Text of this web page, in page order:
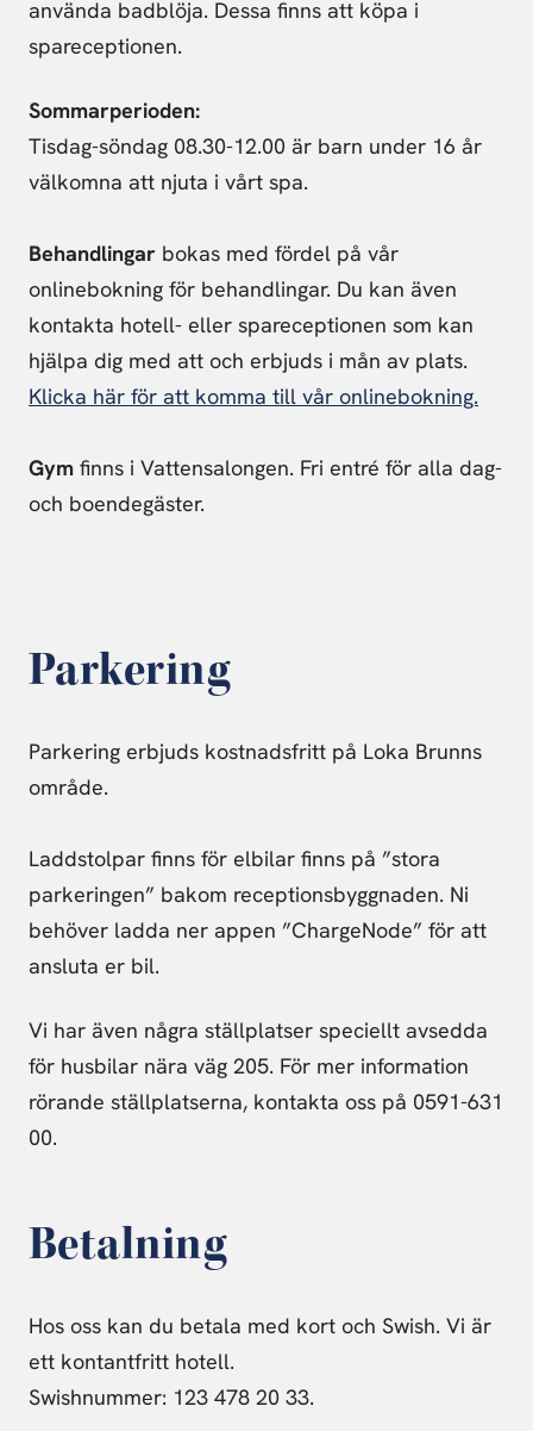
använda badblöja. Dessa finns att köpa i
spareceptionen.
Sommarperioden:
Tisdag-söndag 08.30-12.00 är barn under 16 år
välkomna att njuta i vårt spa.
Behandlingar bokas med fördel på vår
onlinebokning för behandlingar. Du kan även
kontakta hotell- eller spareceptionen som kan
hjälpa dig med att och erbjuds i mån av plats.
Klicka här för att komma till vår onlinebokning.
Gym finns i Vattensalongen. Fri entré för alla dag-
och boendegäster.
Parkering
Parkering erbjuds kostnadsfritt på Loka Brunns
område.
Laddstolpar finns för elbilar finns på ”stora
parkeringen” bakom receptionsbyggnaden. Ni
behöver ladda ner appen ”ChargeNode” för att
ansluta er bil.
Vi har även några ställplatser speciellt avsedda
för husbilar nära väg 205. För mer information
rörande ställplatserna, kontakta oss på 0591-631
00.
Betalning
Hos oss kan du betala med kort och Swish. Vi är
ett kontantfritt hotell.
Swishnummer: 123 478 20 33.